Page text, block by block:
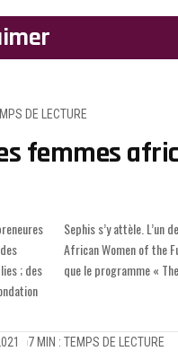
DE LECTURE
femmes
; des
« The
ce
que le programme «
7 MIN : TEMPS DE LECTURE